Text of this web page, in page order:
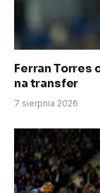
Ferran Torres
na transfer
7 sierpnia 2026